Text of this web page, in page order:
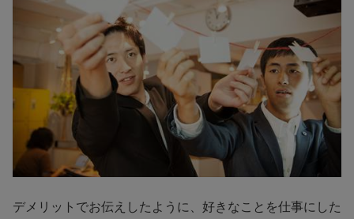
デメリットでお伝えしたように、好きなことを仕事にした